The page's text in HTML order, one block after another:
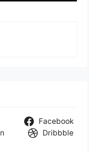
Facebook
Dribbble